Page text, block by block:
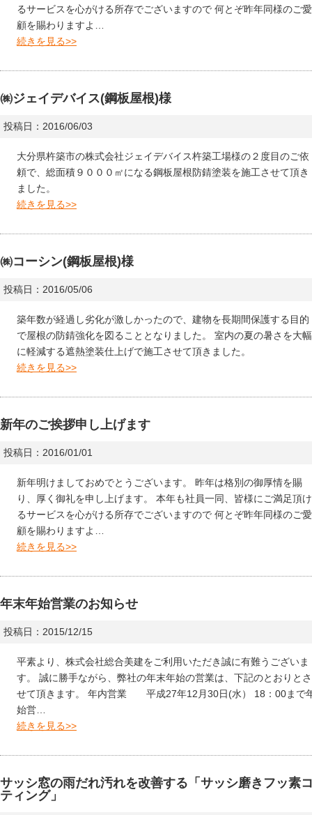
るサービスを心がける所存でございますので 何とぞ昨年同様のご愛
顧を賜わりますよ…
続きを見る>>
㈱ジェイデバイス(鋼板屋根)様
投稿日：2016/06/03
大分県杵築市の株式会社ジェイデバイス杵築工場様の２度目のご依
頼で、総面積９０００㎡になる鋼板屋根防錆塗装を施工させて頂き
ました。
続きを見る>>
㈱コーシン(鋼板屋根)様
投稿日：2016/05/06
築年数が経過し劣化が激しかったので、建物を長期間保護する目的
で屋根の防錆強化を図ることとなりました。 室内の夏の暑さを大幅
に軽減する遮熱塗装仕上げで施工させて頂きました。
続きを見る>>
新年のご挨拶申し上げます
投稿日：2016/01/01
新年明けましておめでとうございます。 昨年は格別の御厚情を賜
り、厚く御礼を申し上げます。 本年も社員一同、皆様にご満足頂け
るサービスを心がける所存でございますので 何とぞ昨年同様のご愛
顧を賜わりますよ…
続きを見る>>
年末年始営業のお知らせ
投稿日：2015/12/15
平素より、株式会社総合美建をご利用いただき誠に有難うございま
す。 誠に勝手ながら、弊社の年末年始の営業は、下記のとおりとさ
せて頂きます。 年内営業 平成27年12月30日(水） 18：00まで
始営…
続きを見る>>
サッシ窓の雨だれ汚れを改善する「サッシ磨きフッ素
ティング」